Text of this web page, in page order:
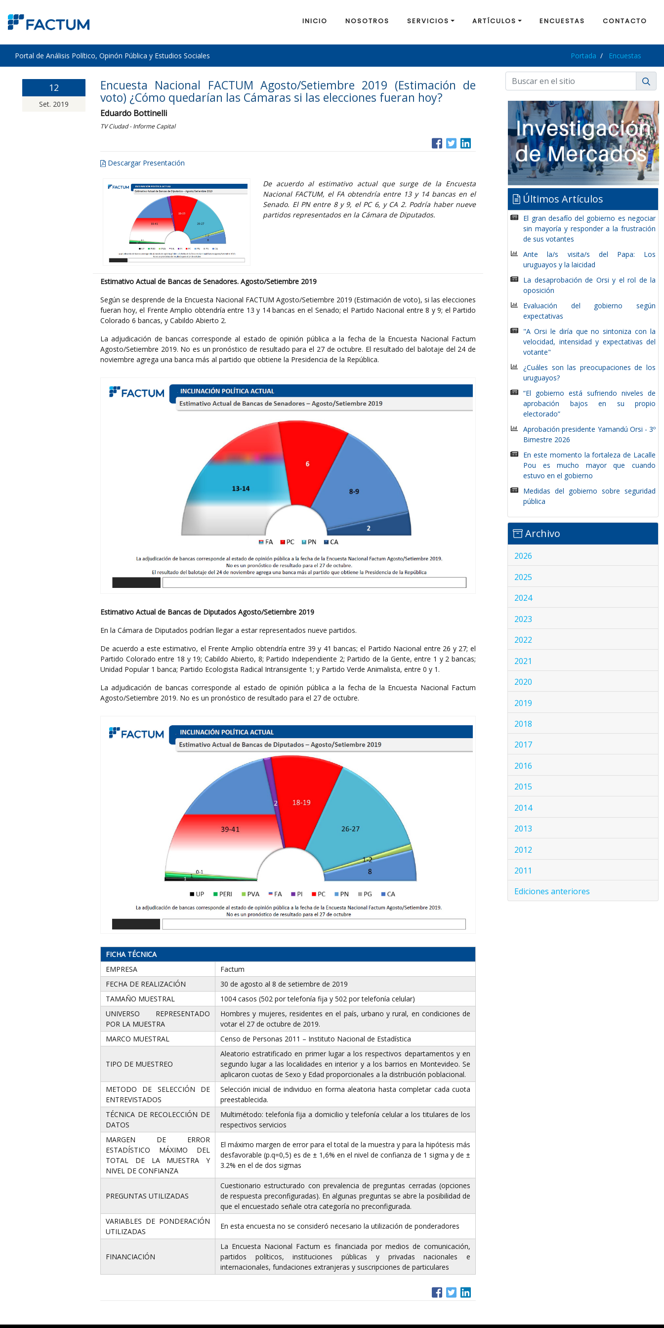
INICIO NOSOTROS SERVICIOS ARTÍCULOS ENCUESTAS CONTACTO
Portal de Análisis Político, Opinón Pública y Estudios Sociales Portada Encuestas
12
Set. 2019
Encuesta Nacional FACTUM Agosto/Setiembre 2019 (Estimación de
voto) ¿Cómo quedarían las Cámaras si las elecciones fueran hoy?
Eduardo Bottinelli
TV Ciudad - Informe Capital
Descargar Presentación
De acuerdo al estimativo actual que surge de la Encuesta
Nacional FACTUM, el FA obtendría entre 13 y 14 bancas en el
Senado. El PN entre 8 y 9, el PC 6, y CA 2. Podría haber nueve
partidos representados en la Cámara de Diputados.
Estimativo Actual de Bancas de Senadores. Agosto/Setiembre 2019
Según se desprende de la Encuesta Nacional FACTUM Agosto/Setiembre 2019 (Estimación de voto), si las elecciones
fueran hoy, el Frente Amplio obtendría entre 13 y 14 bancas en el Senado; el Partido Nacional entre 8 y 9; el Partido
Colorado 6 bancas, y Cabildo Abierto 2.
La adjudicación de bancas corresponde al estado de opinión pública a la fecha de la Encuesta Nacional Factum
Agosto/Setiembre 2019. No es un pronóstico de resultado para el 27 de octubre. El resultado del balotaje del 24 de
noviembre agrega una banca más al partido que obtiene la Presidencia de la República.
Estimativo Actual de Bancas de Diputados Agosto/Setiembre 2019
En la Cámara de Diputados podrían llegar a estar representados nueve partidos.
De acuerdo a este estimativo, el Frente Amplio obtendría entre 39 y 41 bancas; el Partido Nacional entre 26 y 27; el
Partido Colorado entre 18 y 19; Cabildo Abierto, 8; Partido Independiente 2; Partido de la Gente, entre 1 y 2 bancas;
Unidad Popular 1 banca; Partido Ecologista Radical Intransigente 1; y Partido Verde Animalista, entre 0 y 1.
La adjudicación de bancas corresponde al estado de opinión pública a la fecha de la Encuesta Nacional Factum
Agosto/Setiembre 2019. No es un pronóstico de resultado para el 27 de octubre.
FICHA TÉCNICA
EMPRESA
Factum
FECHA DE REALIZACIÓN
30 de agosto al 8 de setiembre de 2019
TAMAÑO MUESTRAL
1004 casos (502 por telefonía fija y 502 por telefonía celular)
UNIVERSO REPRESENTADO
POR LA MUESTRA
Hombres y mujeres, residentes en el país, urbano y rural, en condiciones de
votar el 27 de octubre de 2019.
MARCO MUESTRAL
Censo de Personas 2011 – Instituto Nacional de Estadística
TIPO DE MUESTREO
Aleatorio estratificado en primer lugar a los respectivos departamentos y en
segundo lugar a las localidades en interior y a los barrios en Montevideo. Se
aplicaron cuotas de Sexo y Edad proporcionales a la distribución poblacional.
METODO DE SELECCIÓN DE
ENTREVISTADOS
Selección inicial de individuo en forma aleatoria hasta completar cada cuota
preestablecida.
TÉCNICA DE RECOLECCIÓN DE
DATOS
Multimétodo: telefonía fija a domicilio y telefonía celular a los titulares de los
respectivos servicios
MARGEN DE ERROR
ESTADÍSTICO MÁXIMO DEL
TOTAL DE LA MUESTRA Y
NIVEL DE CONFIANZA
El máximo margen de error para el total de la muestra y para la hipótesis más
desfavorable (p.q=0,5) es de ± 1,6% en el nivel de confianza de 1 sigma y de ±
3.2% en el de dos sigmas
PREGUNTAS UTILIZADAS
Cuestionario estructurado con prevalencia de preguntas cerradas (opciones
de respuesta preconfiguradas). En algunas preguntas se abre la posibilidad de
que el encuestado señale otra categoría no preconfigurada.
VARIABLES DE PONDERACIÓN
UTILIZADAS
En esta encuesta no se consideró necesario la utilización de ponderadores
FINANCIACIÓN
La Encuesta Nacional Factum es financiada por medios de comunicación,
partidos políticos, instituciones públicas y privadas nacionales e
internacionales, fundaciones extranjeras y suscripciones de particulares
Últimos Artículos
El gran desafío del gobierno es negociar
sin mayoría y responder a la frustración
de sus votantes
Ante la/s visita/s del Papa: Los
uruguayos y la laicidad
La desaprobación de Orsi y el rol de la
oposición
Evaluación del gobierno según
expectativas
"A Orsi le diría que no sintoniza con la
velocidad, intensidad y expectativas del
votante"
¿Cuáles son las preocupaciones de los
uruguayos?
“El gobierno está sufriendo niveles de
aprobación bajos en su propio
electorado”
Aprobación presidente Yamandú Orsi - 3º
Bimestre 2026
En este momento la fortaleza de Lacalle
Pou es mucho mayor que cuando
estuvo en el gobierno
Medidas del gobierno sobre seguridad
pública
Archivo
2026
2025
2024
2023
2022
2021
2020
2019
2018
2017
2016
2015
2014
2013
2012
2011
Ediciones anteriores